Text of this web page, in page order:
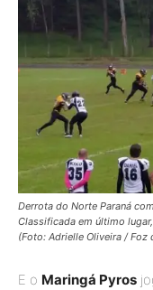
Derrota do Norte Paraná
Classificada em último
(Foto: Adrielle Oliveira / Foz
E o Maringá Pyros